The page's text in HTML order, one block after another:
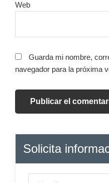
Web
Guarda mi nombre,
navegador para la próxima
Barra
lateral
principal
Solicita